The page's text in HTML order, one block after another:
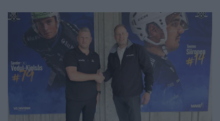
Nor Facility utvider Publisert 2026-07-07